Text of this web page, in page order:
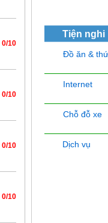
0/10
0/10
0/10
0/10
Tiện nghi
Đồ ăn &
Internet
Chỗ đỗ xe
Dịch vụ